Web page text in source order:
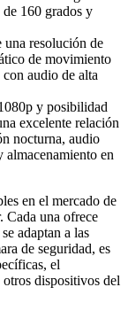
160 grados y
una resolución de
de movimiento
audio de alta
y posibilidad
excelente relación
nocturna, audio
en
en el mercado de
Cada una ofrece
adaptan a las
de seguridad, es
el
dispositivos del